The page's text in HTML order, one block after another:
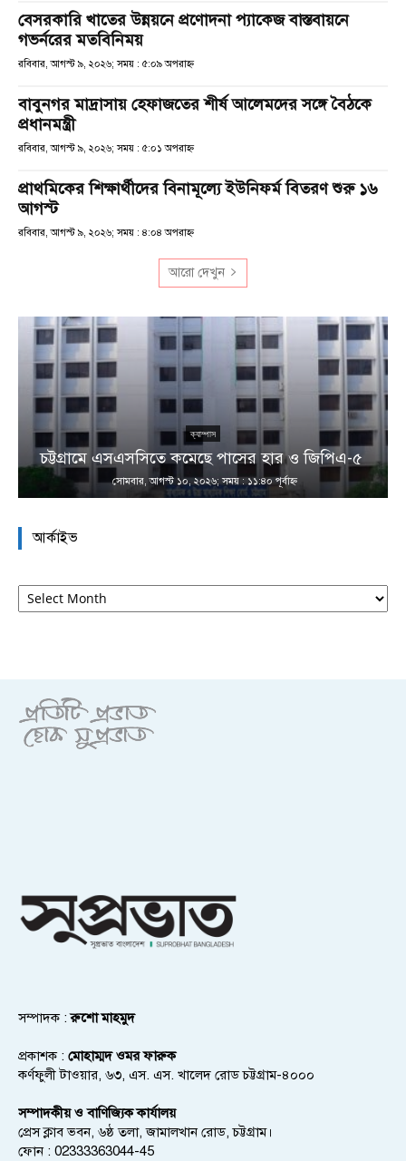
বেসরকারি খাতের উন্নয়নে প্রণোদনা প্যাকেজ বাস্তবায়নে
গভর্নরের মতবিনিময়
রবিবার, আগস্ট ৯, ২০২৬; সময় : ৫:০৯ অপরাহ্ণ
বাবুনগর মাদ্রাসায় হেফাজতের শীর্ষ আলেমদের সঙ্গে বৈঠকে
প্রধানমন্ত্রী
রবিবার, আগস্ট ৯, ২০২৬; সময় : ৫:০১ অপরাহ্ণ
প্রাথমিকের শিক্ষার্থীদের বিনামূল্যে ইউনিফর্ম বিতরণ শুরু ১৬
আগস্ট
রবিবার, আগস্ট ৯, ২০২৬; সময় : ৪:০৪ অপরাহ্ণ
আরো দেখুন
ক্যাম্পাস
চট্টগ্রামে এসএসসিতে কমেছে পাসের হার ও জিপিএ-৫
সোমবার, আগস্ট ১০, ২০২৬; সময় : ১১:৪০ পূর্বাহ্ণ
আর্কাইভ
আর্কাইভ
সম্পাদক :রুশো মাহমুদ
প্রকাশক : মোহাম্মদ ওমর ফারুক
কর্ণফুলী টাওয়ার, ৬৩, এস. এস. খালেদ রোড চট্টগ্রাম-৪০০০
সম্পাদকীয় ও বাণিজ্যিক কার্যালয়
প্রেস ক্লাব ভবন, ৬ষ্ঠ তলা, জামালখান রোড, চট্টগ্রাম।
ফোন : 02333363044-45